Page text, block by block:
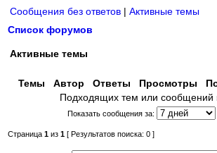
Сообщения без ответов | Активные темы
Список форумов
Активные темы
Темы Автор Ответы Просмотры
Подходящих тем или сообщений
Показать сообщения за:
Страница 1 из 1 [ Результатов поиска: 0 ]